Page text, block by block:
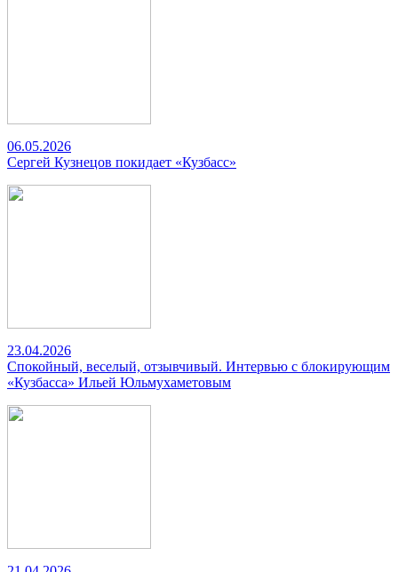
06.05.2026
Сергей Кузнецов покидает «Кузбасс»
23.04.2026
Спокойный, веселый, отзывчивый. Интервью с блокирующим
«Кузбасса» Ильей Юльмухаметовым